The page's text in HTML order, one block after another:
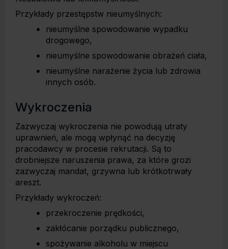
Przykłady przestępstw nieumyślnych:
nieumyślne spowodowanie wypadku
drogowego,
nieumyślne spowodowanie obrażeń ciała,
nieumyślne narażenie życia lub zdrowia
innych osób.
Wykroczenia
Zazwyczaj wykroczenia nie powodują utraty
uprawnień, ale mogą wpłynąć na decyzję
pracodawcy w procesie rekrutacji. Są to
drobniejsze naruszenia prawa, za które grozi
zazwyczaj mandat, grzywna lub krótkotrwały
areszt.
Przykłady wykroczeń:
przekroczenie prędkości,
zakłócanie porządku publicznego,
spożywanie alkoholu w miejscu